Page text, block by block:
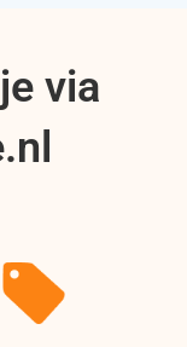
via